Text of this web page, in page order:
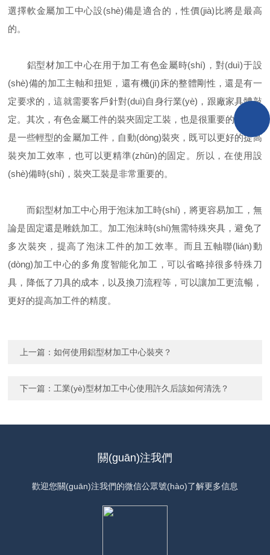
選擇軟金屬加工中心設(shè)備是適合的，性價(jià)比將是最高
的。
鋁型材加工中心在用于加工有色金屬時(shí)，對(duì)于設
(shè)備的加工主軸和扭矩，還有機(jī)床的整體剛性，還是有一
定要求的，這就需要客戶針對(duì)自身行業(yè)，跟廠家具體敲
定。其次，有色金屬工件的裝夾固定工裝，也是很重要的，特別
是一些輕型的金屬加工件，自動(dòng)裝夾，既可以更好的提高
裝夾加工效率，也可以更精準(zhǔn)的固定。所以，在使用設
(shè)備時(shí)，裝夾工裝是非常重要的。
而鋁型材加工中心用于泡沫加工時(shí)，將更容易加工，無
論是固定還是雕銑加工。加工泡沫時(shí)無需特殊夾具，避免了
多次裝夾，提高了泡沫工件的加工效率。而且五軸聯(lián)動
(dòng)加工中心的多角度智能化加工，可以省略掉很多特殊刀
具，降低了刀具的成本，以及換刀流程等，可以讓加工更流暢，
更好的提高加工件的精度。
上一篇：如何使用鋁型材加工中心裝夾？
下一篇： 工業(yè)型材加工中心使用許久后該如何清洗？
關(guān)注我們
歡迎您關(guān)注我們的微信公眾號(hào)了解更多信息